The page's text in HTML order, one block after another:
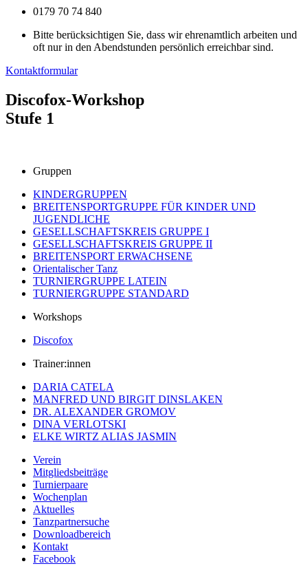
0179 70 74 840
Bitte berücksichtigen Sie, dass wir ehrenamtlich arbeiten und
oft nur in den Abendstunden persönlich erreichbar sind.
Kontaktformular
Discofox-Workshop
Stufe 1
Gruppen
KINDERGRUPPEN
BREITENSPORTGRUPPE FÜR KINDER UND
JUGENDLICHE
GESELLSCHAFTSKREIS GRUPPE I
GESELLSCHAFTSKREIS GRUPPE II
BREITENSPORT ERWACHSENE
Orientalischer Tanz
TURNIERGRUPPE LATEIN
TURNIERGRUPPE STANDARD
Workshops
Discofox
Trainer:innen
DARIA CATELA
MANFRED UND BIRGIT DINSLAKEN
DR. ALEXANDER GROMOV
DINA VERLOTSKI
ELKE WIRTZ ALIAS JASMIN
Verein
Mitgliedsbeiträge
Turnierpaare
Wochenplan
Aktuelles
Tanzpartnersuche
Downloadbereich
Kontakt
Facebook